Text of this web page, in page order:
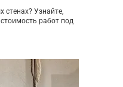
стенах? Узнайте,
работ под